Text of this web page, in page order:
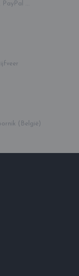
...
(België)